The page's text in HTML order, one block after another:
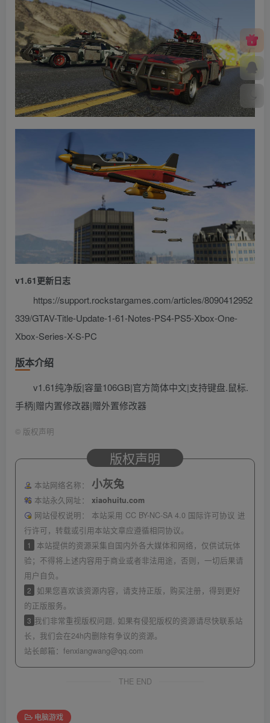
v1.61更新日志
https://support.rockstargames.com/articles/8090412952
339/GTAV-Title-Update-1-61-Notes-PS4-PS5-Xbox-One-
Xbox-Series-X-S-PC
版本介绍
v1.61纯净版|容量106GB|官方简体中文|支持键盘.鼠标.
手柄|赠内置修改器|赠外置修改器
© 版权声明
版权声明
本站网络名称： 小灰兔
本站永久网址：
xiaohuitu.com
网站侵权说明：
本站采用 CC BY-NC-SA 4.0 国际许可协议 进
行许可，转载或引用本站文章应遵循相同协议。
1
本站提供的资源采集自国内外各大媒体和网络，仅供试玩体
验；不得将上述内容用于商业或者非法用途，否则，一切后果请
用户自负。
2
如果您喜欢该资源内容，请支持正版，购买注册，得到更好
的正版服务。
3 我们非常重视版权问题, 如果有侵犯版权的资源请尽快联系站
长，我们会在24h内删除有争议的资源。
站长邮箱： fenxiangwang@qq.com
THE END
电脑游戏